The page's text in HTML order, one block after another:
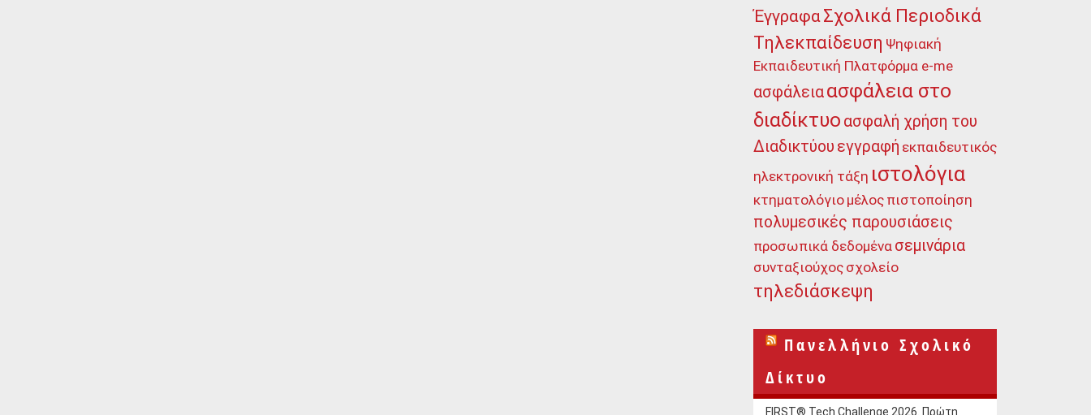
ΈγγραφαΣχολικά Περιοδικά
Τηλεκπαίδευση Ψηφιακή
Εκπαιδευτική Πλατφόρμα e-me
ασφάλειαασφάλεια στο
διαδίκτυο ασφαλή χρήση του
Διαδικτύου εγγραφή εκπαιδευτικός
ηλεκτρονική τάξη ιστολόγια
κτηματολόγιο μέλος πιστοποίηση
πολυμεσικές παρουσιάσεις
προσωπικά δεδομένα σεμινάρια
συνταξιούχος σχολείο
τηλεδιάσκεψη
Πανελλήνιο Σχολικό
Δίκτυο
FIRST® Tech Challenge 2026. Πρώτη